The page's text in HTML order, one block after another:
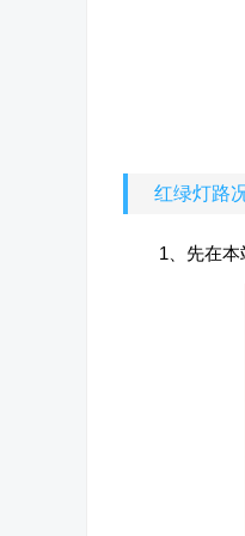
红绿灯路
1、先在